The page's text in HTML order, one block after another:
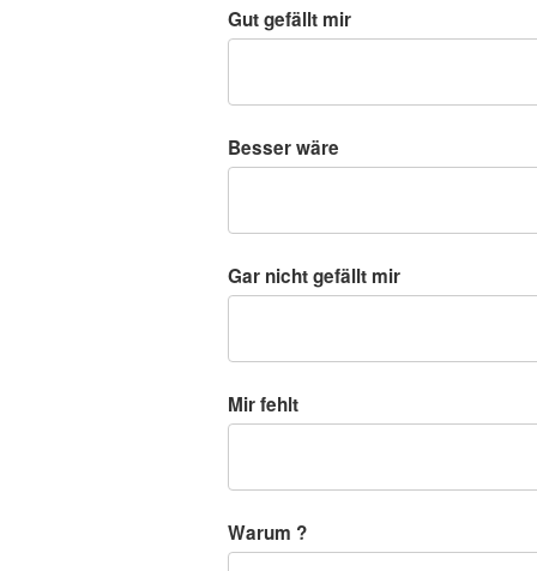
Gut gefällt mir
Besser wäre
Gar nicht gefällt mir
Mir fehlt
Warum ?